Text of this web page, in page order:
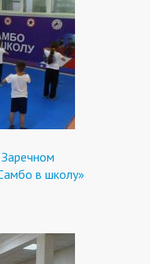
в школу»